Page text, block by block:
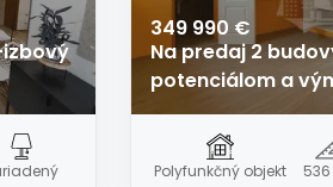
izbový
349 990 €
Na predaj 2
potenciálom a
Polyfunkčný objekt 536